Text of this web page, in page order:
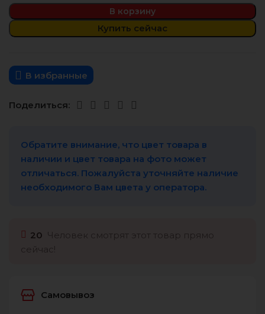
В корзину
Купить сейчас
В избранные
Поделиться:
Обратите внимание, что цвет товара в
наличии и цвет товара на фото может
отличаться. Пожалуйста уточняйте наличие
необходимого Вам цвета у оператора.
20
Самовывоз